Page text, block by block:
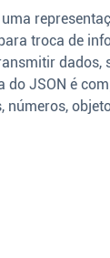
uma
troca de
JSON é
números,